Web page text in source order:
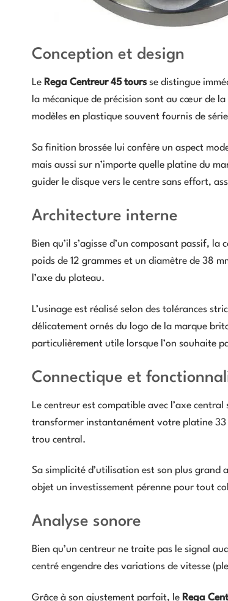
Conception et design
Le Rega Centreur 45 toursse distingue
la mécanique de précision sont au cœur de
modèles en plastique souvent fournis de
Sa finition brossée lui confère un aspect
mais aussi sur n’importe quelle platine du
guider le disque vers le centre sans effort,
Architecture interne
Bien qu’il s’agisse d’un composant passif,
poids de 12 grammes et un diamètre de 38
l’axe du plateau.
L’usinage est réalisé selon des tolérances
délicatement ornés du logo de la marque
particulièrement utile lorsque l’on souhaite
Connectique et
Le centreur est compatible avec l’axe
transformer instantanément votre platine 33
trou central.
Sa simplicité d’utilisation est son plus
objet un investissement pérenne pour tout
Analyse sonore
Bien qu’un centreur ne traite pas le signal
centré engendre des variations de vitesse
Grâce à son ajustement parfait, le Rega